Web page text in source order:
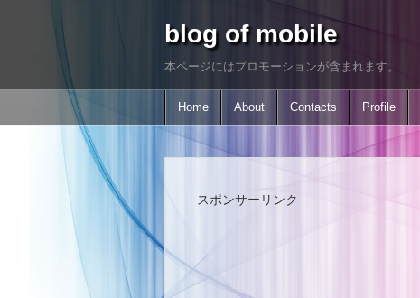
blog of mobile
本ページにはプロモーションが含まれます。
Home About Contacts Profile
スポンサーリンク